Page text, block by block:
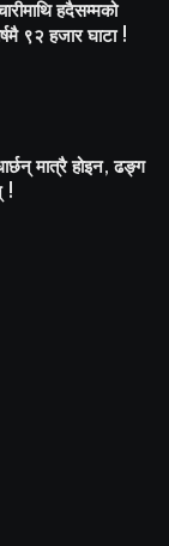
हदैसम्मको
९२ हजार घाटा !
मात्रै होइन, ढङ्ग
!